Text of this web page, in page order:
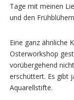
Tage mit meinen
und den
Eine ganz ähnliche
Osterworkshop
vorübergehend
erschüttert. Es gibt
Aquarellstifte.